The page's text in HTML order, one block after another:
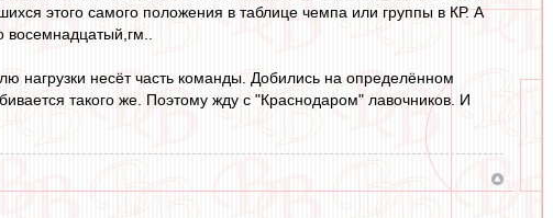
этого самого положения в таблице чемпа или группы в КР. А
нагрузки несёт часть команды. Добились на определённом
такого же. Поэтому жду с "Краснодаром" лавочников. И